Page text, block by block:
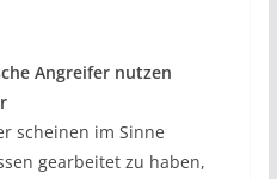
Angreifer nutzen
scheinen im Sinne
gearbeitet zu haben,